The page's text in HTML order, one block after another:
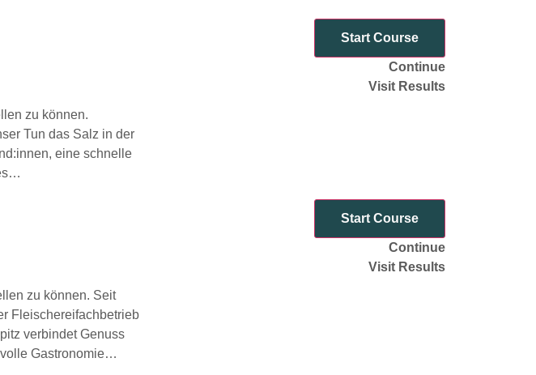
zu können.
Tun das Salz in der
eine schnelle
Start Course
Continue
Visit Results
zu können. Seit
Fleischereifachbetrieb
verbindet Genuss
Gastronomie…
Start Course
Continue
Visit Results